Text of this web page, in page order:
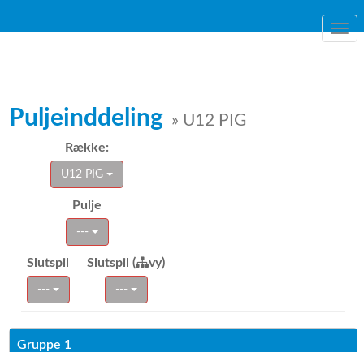
Puljeinddeling » U12 PIG
Række:
U12 PIG
Pulje
---
Slutspil Slutspil ( vy)
--- ---
Gruppe 1